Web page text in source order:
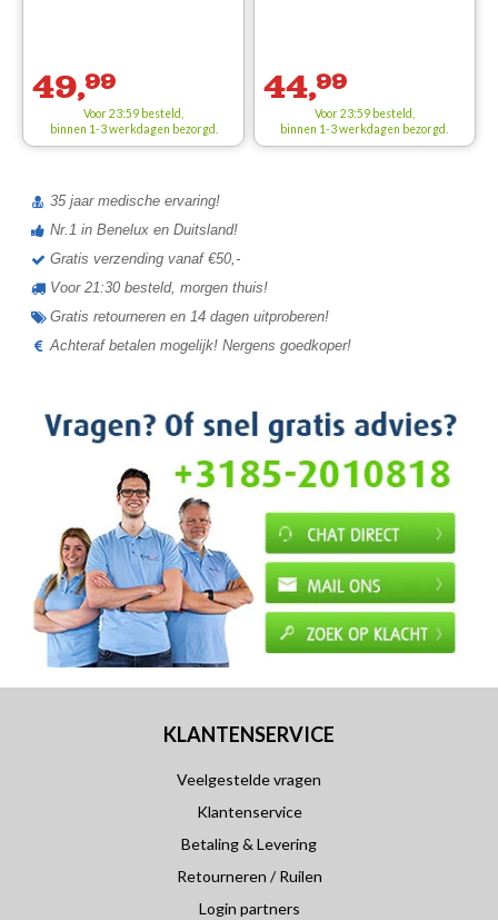
49,99
Voor 23:59 besteld,
binnen 1-3 werkdagen bezorgd.
44,99
Voor 23:59 besteld,
binnen 1-3 werkdagen bezorgd.
35 jaar medische ervaring!
Nr.1 in Benelux en Duitsland!
Gratis verzending vanaf €50,-
Voor 21:30 besteld, morgen thuis!
Gratis retourneren en 14 dagen uitproberen!
Achteraf betalen mogelijk! Nergens goedkoper!
KLANTENSERVICE
Veelgestelde vragen
Klantenservice
Betaling & Levering
Retourneren / Ruilen
Login partners